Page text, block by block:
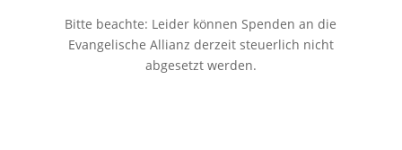
Bitte beachte: Leider können Spenden an die
Evangelische Allianz derzeit steuerlich nicht
abgesetzt werden.